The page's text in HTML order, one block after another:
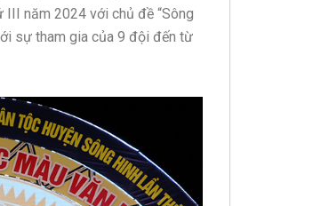
III năm 2024 với chủ đề “Sông
sự tham gia của 9 đội đến từ